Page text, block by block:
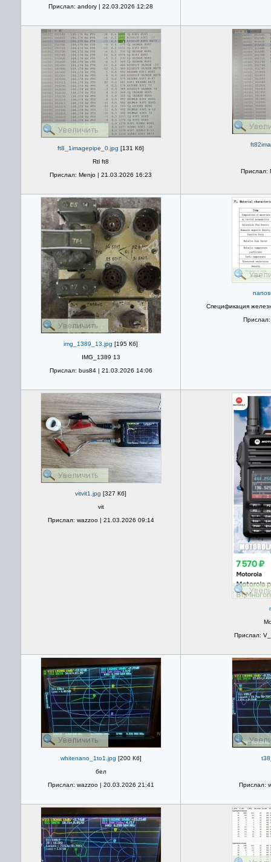
Прислал: andory | 22.03.2026 12:28
ft8_1imagepipe_0.jpg [131 Кб]
Rtl ft8
Прислал: Menjo | 21.03.2026 16:23
Прислал:
img_1389_13.jpg [195 Кб]
IMG_1389 13
Прислал: bus84 | 21.03.2026 14:06
Спецификация
vitvit1.jpg [327 Кб]
vit
Прислал: wazzoo | 21.03.2026 09:14
Прислал:
whitenano_1to1.jpg [200 Кб]
бел
Прислал: wazzoo | 20.03.2026 21:41
Прислал: